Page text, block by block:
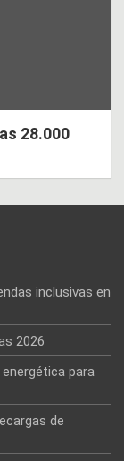
28.000
inclusivas en
2026
para
de